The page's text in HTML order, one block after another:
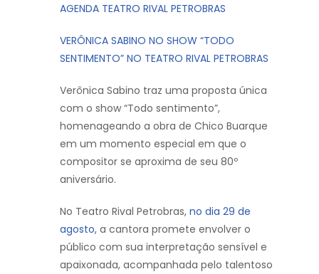
AGENDA TEATRO RIVAL PETROBRAS
VERÔNICA SABINO NO SHOW “TODO
SENTIMENTO” NO TEATRO RIVAL PETROBRAS
Verônica Sabino traz uma proposta única
com o show “Todo sentimento”,
homenageando a obra de Chico Buarque
em um momento especial em que o
compositor se aproxima de seu 80º
aniversário.
No Teatro Rival Petrobras, no dia 29 de
agosto, a cantora promete envolver o
público com sua interpretação sensível e
apaixonada, acompanhada pelo talentoso